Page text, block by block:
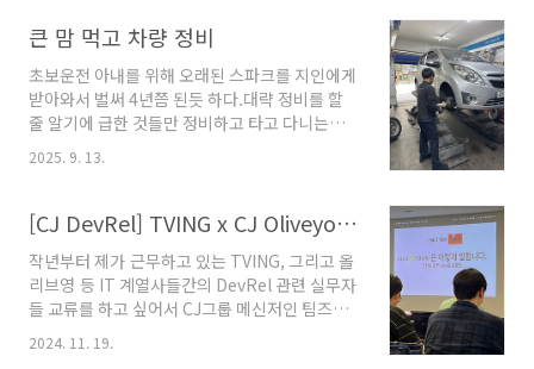
적인 공부를 한 것은 이번이 처음인것 같다.10..
갱신 | 한국도로교통공단 안전운전 통합민원정기
- 적성검사(1종 면허, 70세 이상 2종 면허) 및 2
종 면허갱신: 전국면허시험장 또는 경찰서 교통
민원실 ※ 강남경찰서는 적성검사, 면허갱신 업
www.safedriving.or.kr- 준비물 : 운전면허증,
장, ..
큰 맘 먹고 차량 정비
초보운전 아내를 위해 오래된 스파크를 지인에게
받아와서 벌써 4년쯤 된듯 하다.대략 정비를 할
줄 알기에 급한 것들만 정비하고 타고 다니는데,
브레이크가 밀리는 느낌이 있어서 맘먹고 싹다
정비하기로....브레이크 패드, 디스크, 타이어, 배
없긴 했었는데, 찢어져서 어쩔수 없었다.한동안
정비할 일은 없을 듯...차 인수하고 한번도 교체
안했으니 할때 되긴 한 배터리휠과 브레이크 앗
세이 탈거 중 찢어진 타이어와, 교환할 새 타이어!
교환한 타이어는 한국타이어의 키너지 컴포트
165/65R14 로 약간 광폭이 되었다.기존건 옵티
2025. 9. 13.
[CJ DevRel] TVING x CJ Oliveyoung x CJ Onstyle
작년부터 제가 근무하고 있는 TVING, 그리고 올
리브영 등 IT 계열사들간의 DevRel 관련 실무자
들 교류를 하고 싶어서 CJ그룹 메신저인 팀즈
었는데요.그 첫번째 "공식" 교류가 바로 어제 있
2024. 11. 19.